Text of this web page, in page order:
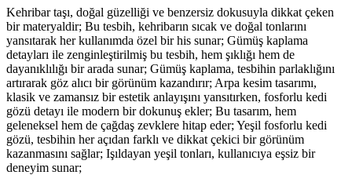
Kehribar taşı, doğal güzelliği ve benzersiz dokusuyla dikkat çeken
bir materyaldir; Bu tesbih, kehribarın sıcak ve doğal tonlarını
yansıtarak her kullanımda özel bir his sunar; Gümüş kaplama
detayları ile zenginleştirilmiş bu tesbih, hem şıklığı hem de
dayanıklılığı bir arada sunar; Gümüş kaplama, tesbihin parlaklığını
artırarak göz alıcı bir görünüm kazandırır; Arpa kesim tasarımı,
klasik ve zamansız bir estetik anlayışını yansıtırken, fosforlu kedi
gözü detayı ile modern bir dokunuş ekler; Bu tasarım, hem
geleneksel hem de çağdaş zevklere hitap eder; Yeşil fosforlu kedi
gözü, tesbihin her açıdan farklı ve dikkat çekici bir görünüm
kazanmasını sağlar; Işıldayan yeşil tonları, kullanıcıya eşsiz bir
deneyim sunar;